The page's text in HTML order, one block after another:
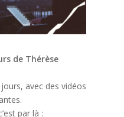
de Thérèse
avec des vidéos
par là :